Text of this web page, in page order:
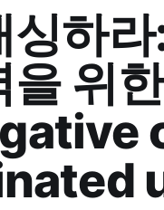
싱하
을 위